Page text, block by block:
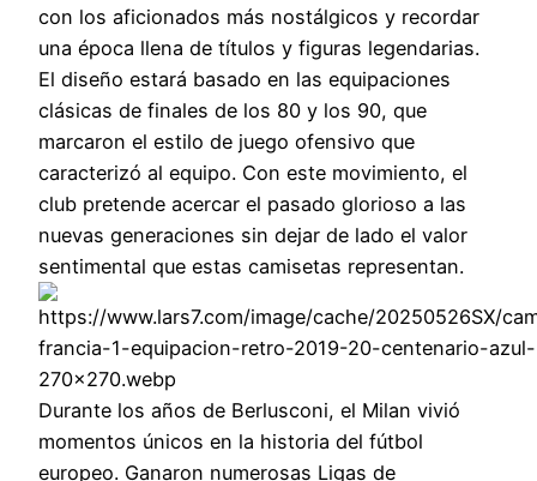
con los aficionados más nostálgicos y recordar
una época llena de títulos y figuras legendarias.
El diseño estará basado en las equipaciones
clásicas de finales de los 80 y los 90, que
marcaron el estilo de juego ofensivo que
caracterizó al equipo. Con este movimiento, el
club pretende acercar el pasado glorioso a las
nuevas generaciones sin dejar de lado el valor
sentimental que estas camisetas representan.
Durante los años de Berlusconi, el Milan vivió
momentos únicos en la historia del fútbol
europeo. Ganaron numerosas Ligas de